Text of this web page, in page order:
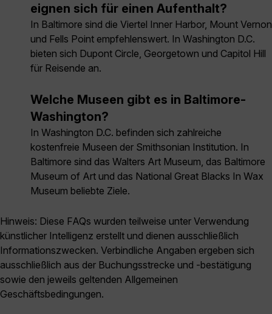
eignen sich für einen Aufenthalt?
In Baltimore sind die Viertel Inner Harbor, Mount Vernon
und Fells Point empfehlenswert. In Washington D.C.
bieten sich Dupont Circle, Georgetown und Capitol Hill
für Reisende an.
Welche Museen gibt es in Baltimore-
Washington?
In Washington D.C. befinden sich zahlreiche
kostenfreie Museen der Smithsonian Institution. In
Baltimore sind das Walters Art Museum, das Baltimore
Museum of Art und das National Great Blacks In Wax
Museum beliebte Ziele.
Hinweis: Diese FAQs wurden teilweise unter Verwendung
künstlicher Intelligenz erstellt und dienen ausschließlich
Informationszwecken. Verbindliche Angaben ergeben sich
ausschließlich aus der Buchungsstrecke und -bestätigung
sowie den jeweils geltenden Allgemeinen
Geschäftsbedingungen.